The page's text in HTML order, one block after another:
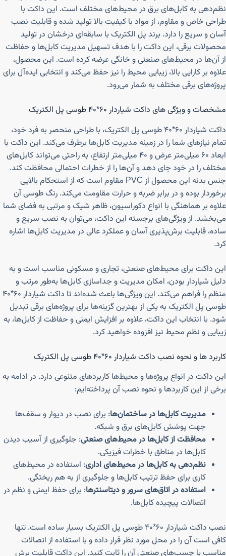
نظم‌دهی به کابل‌های برق در محیط‌های مختلف است. این داکت با
طراحی خاص و مقاوم، از مواد با کیفیت بالا تولید شده و قابلیت نصب
آسان و سریع را دارد. برند پل الکتریک با سابقه‌ای درخشان در تولید
محصولات برقی، این داکت را با هدف تسهیل مدیریت کابل‌ها و حفاظت
از آن‌ها در محیط‌های صنعتی و خانگی عرضه کرده است. این محصول،
علاوه بر کارایی بالا، زیبایی محیط را نیز حفظ می‌کند و انتخابی ایده‌آل برای
پروژه‌های برقی مختلف به شمار می‌رود.
مشخصات و ویژگی های داکت شیاردار ۶۰*۴۰ طوسی پل الکتریک
داکت شیاردار ۶۰*۴۰ طوسی پل الکتریک، با طراحی منحصر به فرد خود،
تمام نیازهای شما را در زمینه مدیریت کابل‌ها برطرف می‌کند. این داکت با
ابعاد ۶۰ میلی‌متر عرض و ۴۰ میلی‌متر ارتفاع، به راحتی می‌تواند کابل‌های
مختلف را در خود جای دهد و آن‌ها را از خطرات احتمالی محافظت کند.
جنس بدنه این محصول از PVC مقاوم است که از استحکام بالایی
برخوردار بوده و در برابر ضربه و حرارت مقاومت می‌کند. رنگ طوسی آن
علاوه بر هماهنگی با انواع دکوراسیون، ظاهر شیک و مرتبی به فضای شما
می‌بخشد. از ویژگی‌های برجسته این داکت، می‌توان به نصب سریع و
ساده، قابلیت برش‌پذیری آسان و عملکرد عالی در مدیریت کابل‌ها اشاره
کرد.
این داکت برای محیط‌های صنعتی، تجاری و مسکونی مناسب است و به
دلیل شیاردار بودن، امکان مدیریت و جداسازی کابل‌ها به‌طور مرتب و
منظم را فراهم می‌کند. این ویژگی‌ها باعث شده‌اند تا داکت شیاردار ۶۰*۴۰
طوسی پل الکتریک به یکی از بهترین گزینه‌ها برای پروژه‌های برقی تبدیل
شود. با انتخاب این داکت، علاوه بر افزایش ایمنی و حفاظت از کابل‌ها، به
زیبایی و نظم محیط نیز افزوده خواهید کرد.
کاربرد ها و نحوه نصب داکت شیاردار ۶۰*۴۰ طوسی پل الکتریک
این داکت در انواع پروژه‌ها و محیط‌ها کاربردهای متنوعی دارد. در ادامه به
برخی از این کاربردها و نحوه نصب آن پرداخته‌ایم:
مدیریت کابل‌ها در ساختمان‌ها: برای نصب در دیوار و سقف‌ها
جهت پوشش کابل‌های برق و شبکه.
محافظت از کابل‌ها در محیط‌های صنعتی: جلوگیری از آسیب دیدن
کابل‌ها در مناطق با خطرات فیزیکی.
نظم‌دهی به کابل‌ها در محیط‌های اداری: استفاده در محیط‌های
کاری برای حفظ ترتیب کابل‌ها و جلوگیری از به هم ریختگی.
استفاده در اتاق‌های سرور و دیتاسنترها: برای حفظ ایمنی و نظم در
اتصالات پیچیده کابل‌ها.
نصب داکت شیاردار ۶۰*۴۰ طوسی پل الکتریک بسیار ساده است. تنها
کافی است آن را در محل مورد نظر قرار داده و با استفاده از اتصالات
مناسب یا چسب‌های صنعتی آن را ثابت کنید. این داکت قابلیت برش